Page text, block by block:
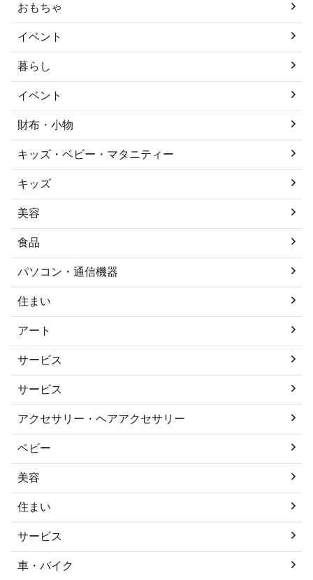
おもちゃ
イベント
暮らし
イベント
財布・小物
キッズ・ベビー・マタニティー
キッズ
美容
食品
パソコン・通信機器
住まい
アート
サービス
サービス
アクセサリー・ヘアアクセサリー
ベビー
美容
住まい
サービス
車・バイク